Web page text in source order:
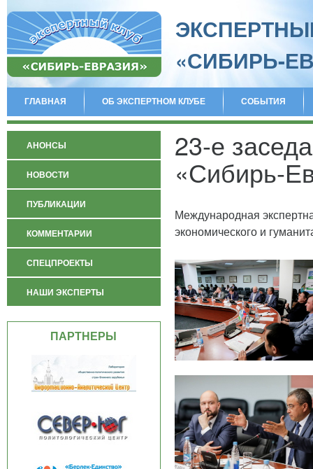
«СИБИРЬ-
ГЛАВНАЯ ОБ ЭКСПЕРТНОМ КЛУБЕ СОБЫТИЯ
АНОНСЫ
НОВОСТИ
ПУБЛИКАЦИИ
КОММЕНТАРИИ
СПЕЦПРОЕКТЫ
НАШИ ЭКСПЕРТЫ
ПАРТНЕРЫ
23-е
«Сибирь-
Международная
экономического и